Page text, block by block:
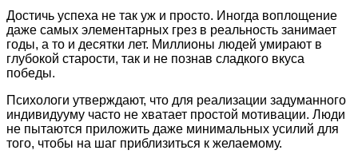
Достичь успеха не так уж и просто. Иногда воплощение
даже самых элементарных грез в реальность занимает
годы, а то и десятки лет. Миллионы людей умирают в
глубокой старости, так и не познав сладкого вкуса
победы.
Психологи утверждают, что для реализации задуманного
индивидууму часто не хватает простой мотивации. Люди
не пытаются приложить даже минимальных усилий для
того, чтобы на шаг приблизиться к желаемому.